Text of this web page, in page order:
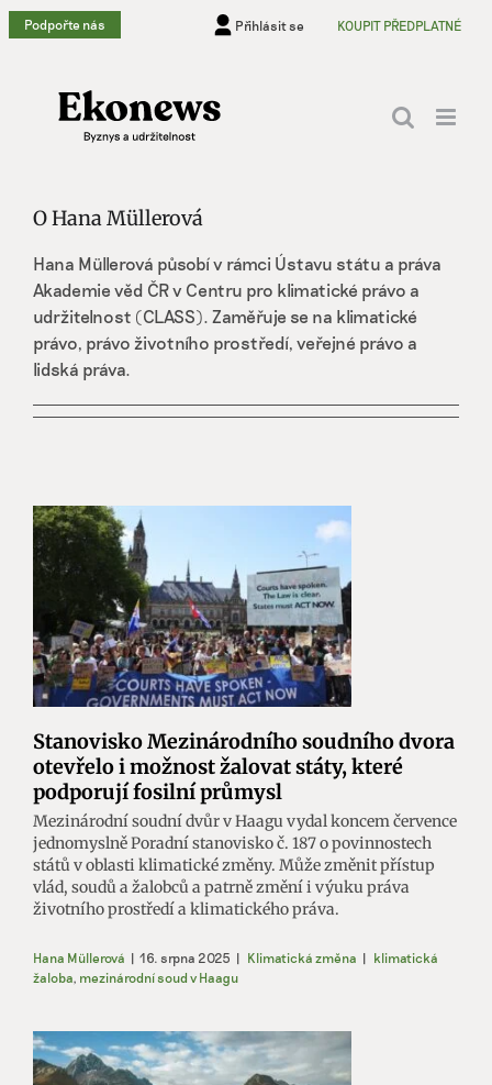
Přeskočit
na
Podpořte nás Přihlásit se KOUPIT PŘEDPLATNÉ
OHana Müllerová
Hana Müllerová působí v rámci Ústavu státu a práva
Akademie věd ČR v Centru pro klimatické právo a
udržitelnost (CLASS). Zaměřuje se na klimatické
právo, právo životního prostředí, veřejné právo a
lidská práva.
Stanovisko Mezinárodního soudního dvora
otevřelo i možnost žalovat státy, které
podporují fosilní průmysl
Mezinárodní soudní dvůr v Haagu vydal koncem července
jednomyslně Poradní stanovisko č. 187 o povinnostech
států v oblasti klimatické změny. Může změnit přístup
vlád, soudů a žalobců a patrně změní i výuku práva
životního prostředí a klimatického práva.
Hana Müllerová | 16. srpna 2025 | Klimatická změna | klimatická
žaloba, mezinárodní soud v Haagu